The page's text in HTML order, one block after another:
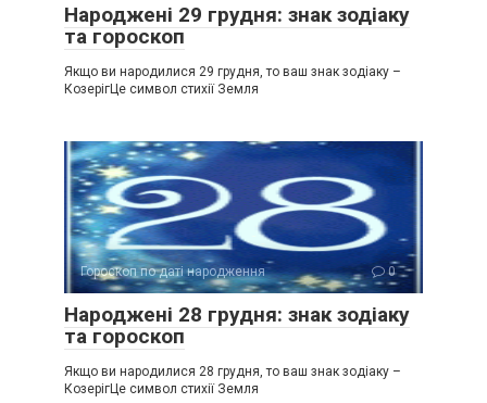
Народжені 29 грудня: знак зодіаку
та гороскоп
Якщо ви народилися 29 грудня, то ваш знак зодіаку –
КозерігЦе символ стихії Земля
Гороскоп по даті народження 0
Народжені 28 грудня: знак зодіаку
та гороскоп
Якщо ви народилися 28 грудня, то ваш знак зодіаку –
КозерігЦе символ стихії Земля